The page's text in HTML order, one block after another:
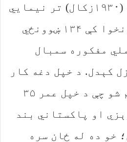
را منځته کړه، د (۱۹۳۰زکال) تر نیمایي
پورې یې په پښتونخوا کې ۱۳۴ ښوونځي
مفکوره سمبال
کېدل. د خپل دغه کار
له امله بندي هم شو چې د خپل عمر ۳۵
او پاکستاني بند
خو ده له ځان سره